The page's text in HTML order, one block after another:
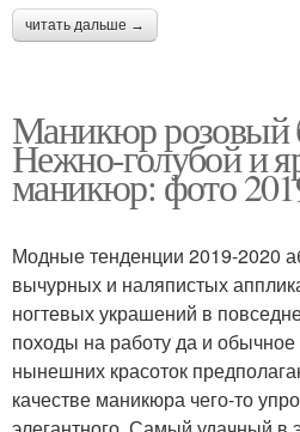
читать дальше →
Маникюр розовый
Нежно-голубой и
маникюр: фото
Модные тенденции 2019-2020
вычурных и наляпистых
ногтевых украшений в
походы на работу да и
нынешних красоток
качестве маникюра чего-то